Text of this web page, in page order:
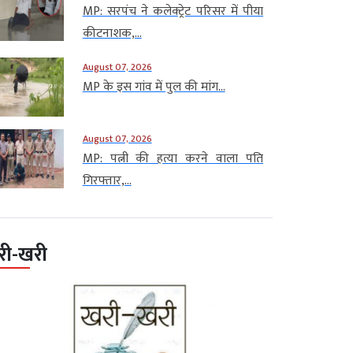
MP: सरपंच ने कलेक्ट्रेट परिसर में पीया
कीटनाशक,...
August 07, 2026
MP के इस गांव में पुल की मांग...
August 07, 2026
MP: पत्नी की हत्या करने वाला पति
गिरफ्तार,...
खरी